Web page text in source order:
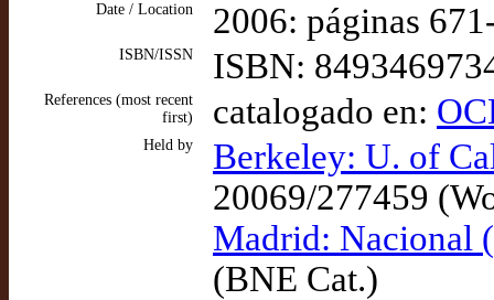
Date / Location 2006: páginas
ISBN/ISSN ISBN:
References (most recent
first)
catalogado en:
Held by
Berkeley: U. of
20069/277459
Madrid: Nacional
(BNE Cat.)